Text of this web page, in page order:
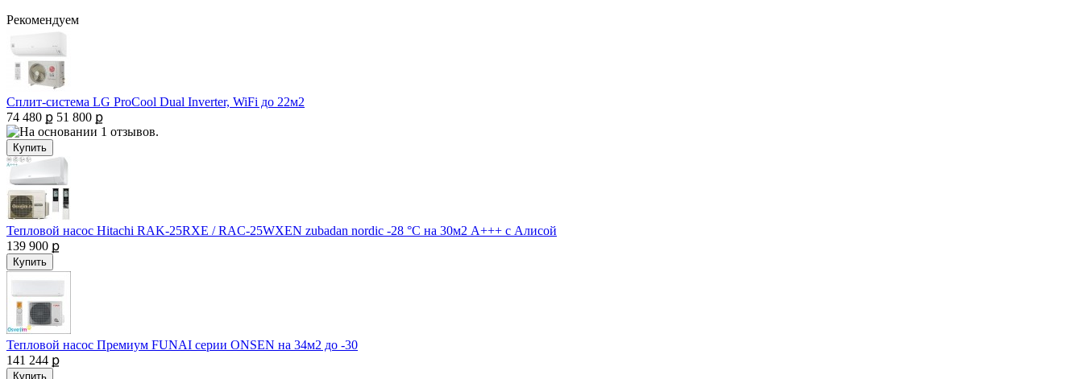
Рекомендуем
Сплит-система LG ProCool Dual Inverter, WiFi до 22м2
74 480 ք 51 800 ք
Тепловой насос Hitachi RAK-25RXE / RAC-25WXEN zubadan nordic -28 °С на 30м2 А+++ c Алисой
139 900 ք
Тепловой насос Премиум FUNAI серии ONSEN на 34м2 до -30
141 244 ք